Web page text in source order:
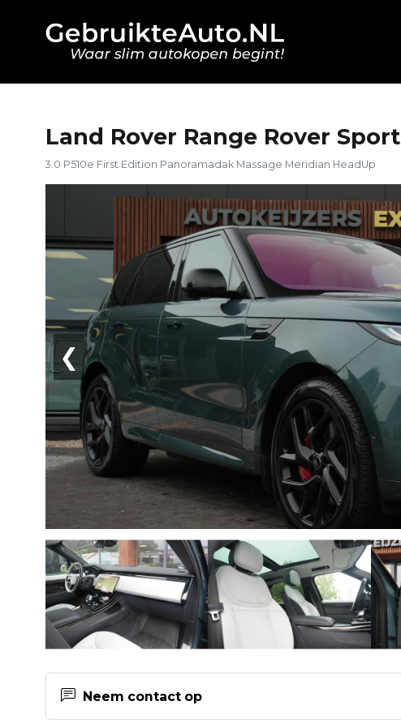
Land Rover Range Rover Sport
3.0 P510e First Edition Panoramadak Massage Meridian HeadUp
❮
Neem contact op